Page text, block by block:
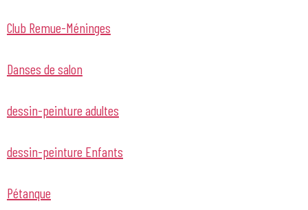
Club Remue-Méninges
Danses de salon
dessin-peinture adultes
dessin-peinture Enfants
Pétanque